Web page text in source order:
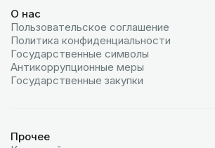
О нас
Пользовательское соглашение
Политика конфиденциальности
Государственные символы
Антикоррупционные меры
Государственные закупки
Прочее